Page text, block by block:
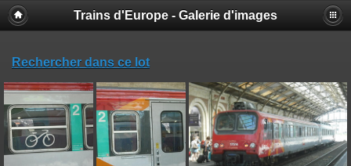
Trains d'Europe - Galerie d'images
Rechercher dans ce lot